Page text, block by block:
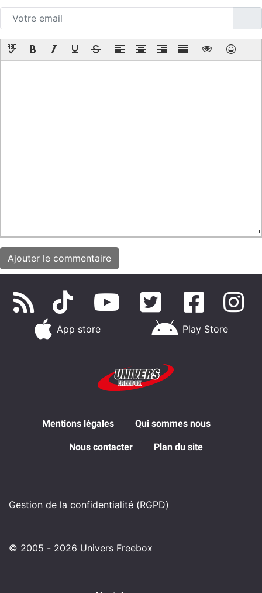
App store Play Store
Mentions légales Qui sommes nous
Nous contacter Plan du site
Gestion de la confidentialité (RGPD)
© 2005 - 2026 Univers Freebox